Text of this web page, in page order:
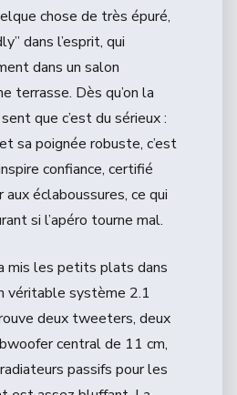
chose de très épuré,
dans l’esprit, qui
dans un salon
terrasse. Dès qu’on la
que c’est du sérieux :
sa poignée robuste, c’est
confiance, certifié
éclaboussures, ce qui
si l’apéro tourne mal.
mis les petits plats dans
véritable système 2.1
deux tweeters, deux
central de 11 cm,
passifs pour les